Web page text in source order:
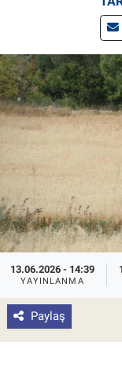
13.06.2026 - 14:39
YAYINLANMA
Paylaş
Pankobirlik
Et fiyatları
Tarım
Yetiştirici
Dünyada
Üretici
Şeker ve
Tahıllar ve